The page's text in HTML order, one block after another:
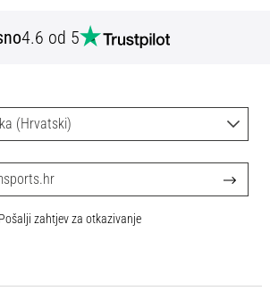
4.6 od 5
(Hrvatski)
Pošalji zahtjev za otkazivanje